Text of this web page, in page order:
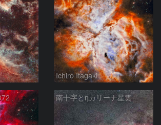
Ichiro Itagaki
南十字とηカリーナ星雲